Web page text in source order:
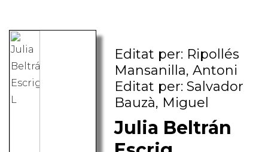
Editat per: Ripollés
Mansanilla, Antoni
Editat per: Salvador
Bauzà, Miguel
Julia Beltrán